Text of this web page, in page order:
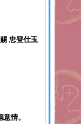
忠登仕玉
情。